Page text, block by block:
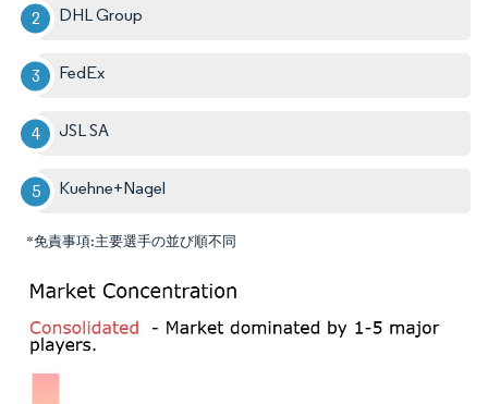
DHL Group
FedEx
JSL SA
Kuehne+Nagel
*免責事項:主要選手の並び順不同